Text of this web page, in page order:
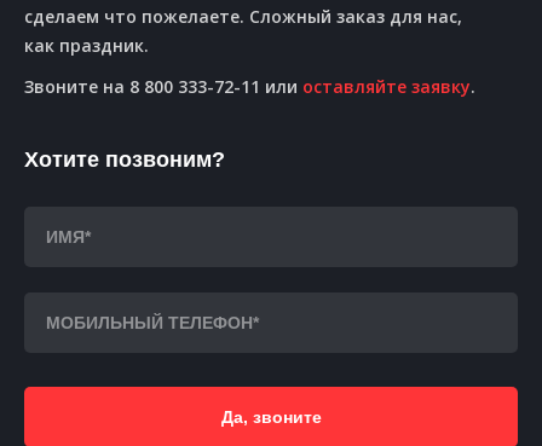
сделаем что пожелаете. Сложный заказ для нас,
как праздник.
Звоните на 8 800 333-72-11 или оставляйте заявку.
Хотите позвоним?
Да, звоните